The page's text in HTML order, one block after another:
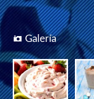
Galería